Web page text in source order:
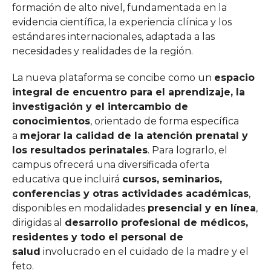
formación de alto nivel, fundamentada en la
evidencia científica, la experiencia clínica y los
estándares internacionales, adaptada a las
necesidades y realidades de la región.
La nueva plataforma se concibe como un espacio
integral de encuentro para el aprendizaje, la
investigación y el intercambio de
conocimientos, orientado de forma específica
a mejorar la calidad de la atención prenatal y
los resultados perinatales. Para lograrlo, el
campus ofrecerá una diversificada oferta
educativa que incluirá cursos, seminarios,
conferencias y otras actividades académicas,
disponibles en modalidades presencial y en línea,
dirigidas al desarrollo profesional de médicos,
residentes y todo el personal de
salud involucrado en el cuidado de la madre y el
feto.